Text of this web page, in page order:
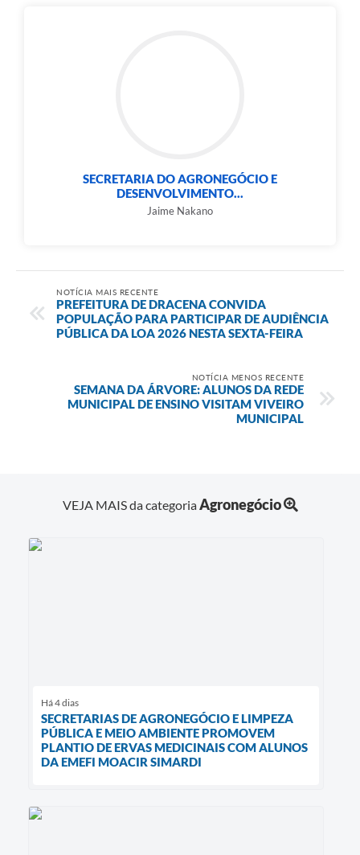
SECRETARIA DO AGRONEGÓCIO E
DESENVOLVIMENTO...
Jaime Nakano
NOTÍCIA MAIS RECENTE
PREFEITURA DE DRACENA CONVIDA
POPULAÇÃO PARA PARTICIPAR DE AUDIÊNCIA
PÚBLICA DA LOA 2026 NESTA SEXTA-FEIRA
NOTÍCIA MENOS RECENTE
SEMANA DA ÁRVORE: ALUNOS DA REDE
MUNICIPAL DE ENSINO VISITAM VIVEIRO
MUNICIPAL
VEJA MAIS da categoriaAgronegócio
Há 4 dias
SECRETARIAS DE AGRONEGÓCIO E LIMPEZA
PÚBLICA E MEIO AMBIENTE PROMOVEM
PLANTIO DE ERVAS MEDICINAIS COM ALUNOS
DA EMEFI MOACIR SIMARDI